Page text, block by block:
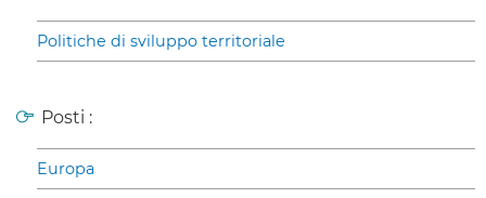
Politiche di sviluppo territoriale
Posti :
Europa